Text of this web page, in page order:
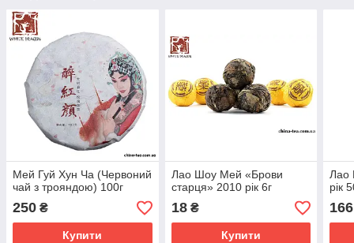
Мей Гуй Хун Ча (Червоний
чай з трояндою) 100г
250 ₴
Купити
Лао Шоу Мей «Брови
старця» 2010 рік 6г
18₴
Купити
Лао
рік
166